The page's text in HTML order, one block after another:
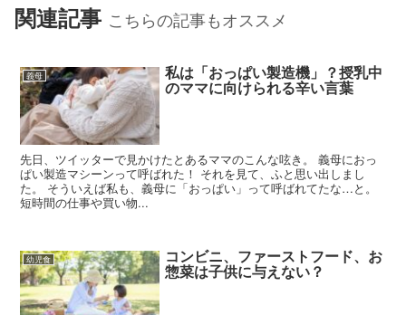
関連記事 こちらの記事もオススメ
義母 私は「おっぱい製造機」？授乳中
のママに向けられる辛い言葉
先日、ツイッターで見かけたとあるママのこんな呟き。 義母におっ
ぱい製造マシーンって呼ばれた！ それを見て、ふと思い出しまし
た。 そういえば私も、義母に「おっぱい」って呼ばれてたな…と。
短時間の仕事や買い物...
幼児食 コンビニ、ファーストフード、お
惣菜は子供に与えない？